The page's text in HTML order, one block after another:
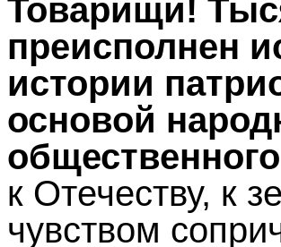
Товарищи!
преисполнен
истории
основой
к Отечеству, к
чувством